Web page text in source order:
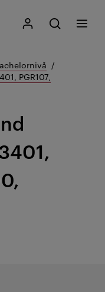
Mitt Kristiania
Åpne søk
Søk
Meny
PGR107,